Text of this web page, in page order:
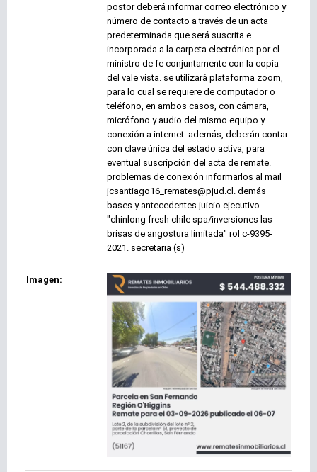
postor deberá informar correo electrónico y
número de contacto a través de un acta
predeterminada que será suscrita e
incorporada a la carpeta electrónica por el
ministro de fe conjuntamente con la copia
del vale vista. se utilizará plataforma zoom,
para lo cual se requiere de computador o
teléfono, en ambos casos, con cámara,
micrófono y audio del mismo equipo y
conexión a internet. además, deberán contar
con clave única del estado activa, para
eventual suscripción del acta de remate.
problemas de conexión informarlos al mail
jcsantiago16_remates@pjud.cl. demás
bases y antecedentes juicio ejecutivo
"chinlong fresh chile spa/inversiones las
brisas de angostura limitada" rol c-9395-
2021. secretaria (s)
Imagen: